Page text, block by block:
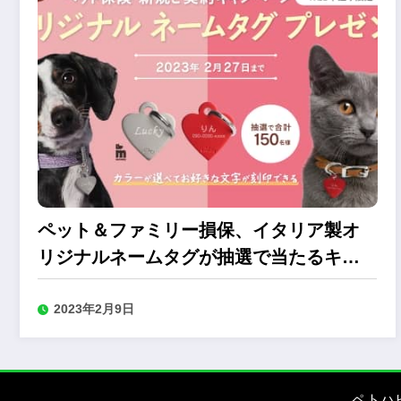
ペット＆ファミリー損保、イタリア製オ
リジナルネームタグが抽選で当たるキャ
ンペーン
2023年2月9日